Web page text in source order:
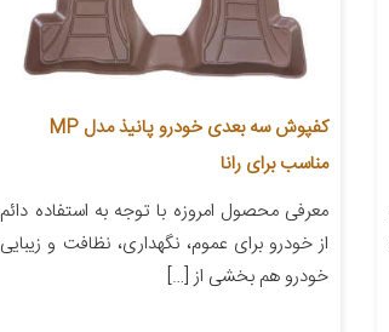
کفپوش سه بعدی خودرو پانیذ مدل MP
مناسب برای رانا
معرفی محصول امروزه با توجه به استفاده دائم
از خودرو برای عموم، نگهداری، نظافت و زیبایی
خودرو هم بخشی از […]